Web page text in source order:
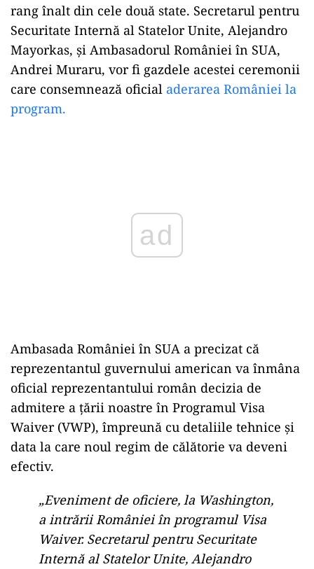
rang înalt din cele două state. Secretarul pentru
Securitate Internă al Statelor Unite, Alejandro
Mayorkas, și Ambasadorul României în SUA,
Andrei Muraru, vor fi gazdele acestei ceremonii
care consemnează oficial aderarea României la
program.
Ambasada României în SUA a precizat că
reprezentantul guvernului american va înmâna
oficial reprezentantului român decizia de
admitere a țării noastre în Programul Visa
Waiver (VWP), împreună cu detaliile tehnice și
data la care noul regim de călătorie va deveni
efectiv.
„Eveniment de oficiere, la Washington,
a intrării României în programul Visa
Waiver. Secretarul pentru Securitate
Internă al Statelor Unite, Alejandro